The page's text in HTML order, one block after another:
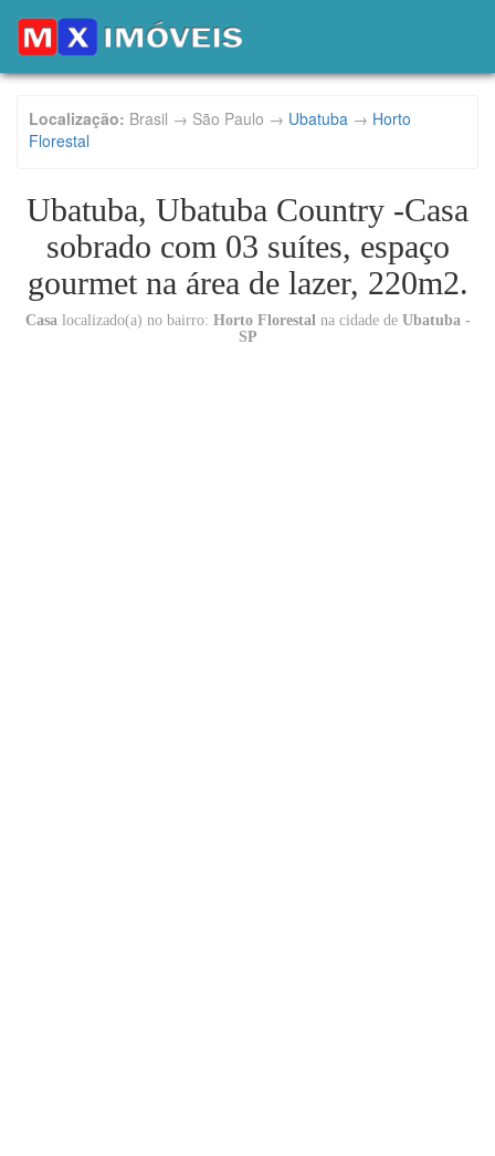
Localização: Brasil → São Paulo → Ubatuba → Horto
Florestal
Ubatuba, Ubatuba Country -Casa
sobrado com 03 suítes, espaço
gourmet na área de lazer, 220m2.
Casalocalizado(a) no bairro: Horto Florestalna cidade de Ubatuba -
SP